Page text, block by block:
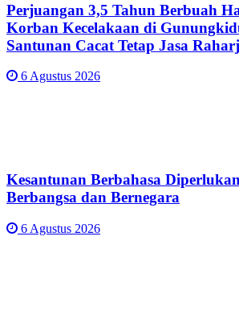
Perjuangan 3,5 Tahun Berbuah
Korban Kecelakaan di
Santunan Cacat Tetap Jasa
6 Agustus 2026
Kesantunan Berbahasa
Berbangsa dan Bernegara
6 Agustus 2026